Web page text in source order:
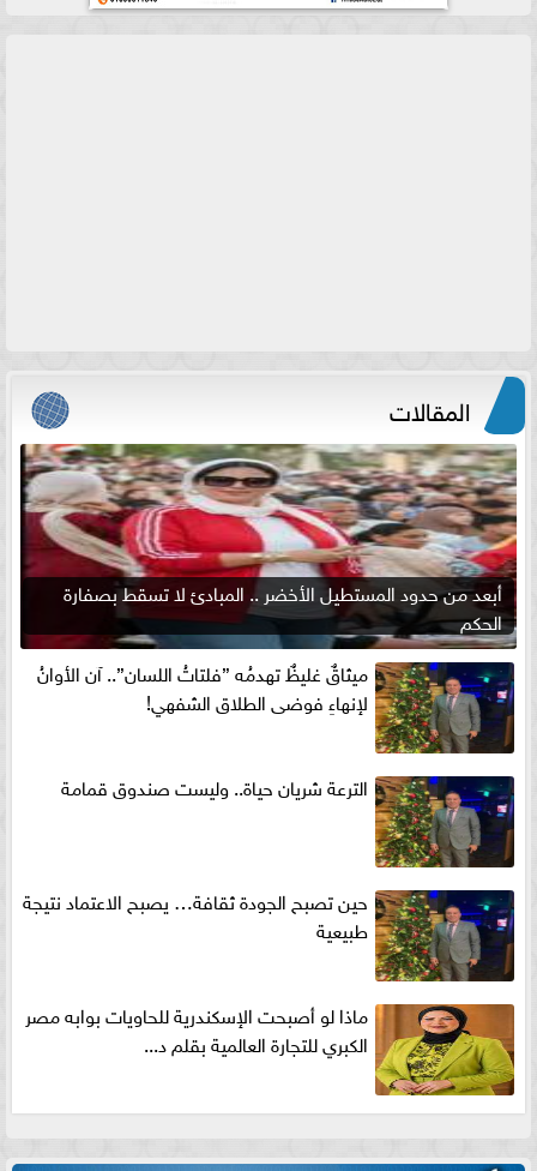
المقالات
أبعد من حدود المستطيل الأخضر .. المبادئ لا تسقط بصفارة
الحكم
ميثاقٌ غليظٌ تهدمُه ”فلتاتُ اللسان”.. آن الأوانُ
لإنهاءِ فوضى الطلاق الشفهي!
الترعة شريان حياة.. وليست صندوق قمامة
حين تصبح الجودة ثقافة… يصبح الاعتماد نتيجة
طبيعية
ماذا لو أصبحت الإسكندرية للحاويات بوابه مصر
الكبري للتجارة العالمية بقلم د...